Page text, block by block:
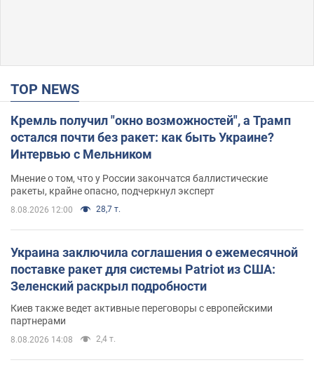
TOP NEWS
Кремль получил "окно возможностей", а Трамп
остался почти без ракет: как быть Украине?
Интервью с Мельником
Мнение о том, что у России закончатся баллистические
ракеты, крайне опасно, подчеркнул эксперт
8.08.2026 12:00 28,7 т.
Украина заключила соглашения о ежемесячной
поставке ракет для системы Patriot из США:
Зеленский раскрыл подробности
Киев также ведет активные переговоры с европейскими
партнерами
8.08.2026 14:08 2,4 т.